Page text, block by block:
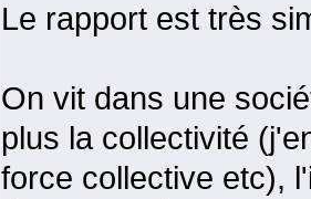
Le rapport est très
On vit dans une
plus la collectivité
force collective etc),